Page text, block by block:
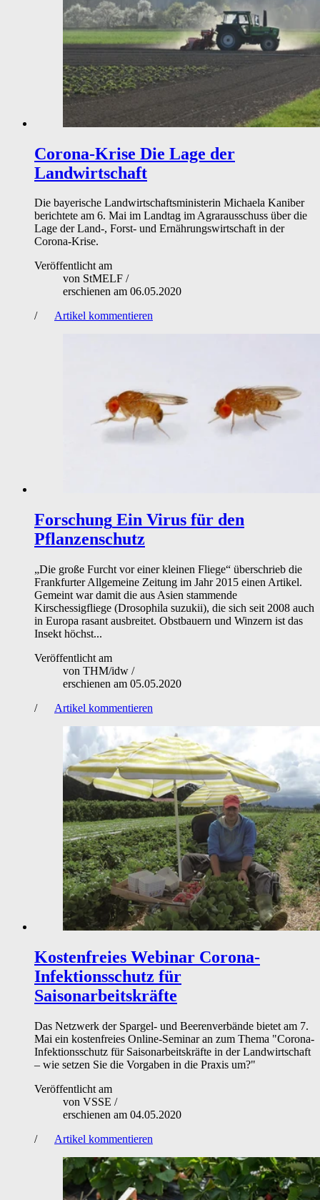
Corona-Krise Die Lage der
Landwirtschaft
Die bayerische Landwirtschaftsministerin Michaela Kaniber
berichtete am 6. Mai im Landtag im Agrarausschuss über die
Lage der Land-, Forst- und Ernährungswirtschaft in der
Corona-Krise.
Veröffentlicht am
von StMELF /
erschienen am 06.05.2020
/
Artikel kommentieren
Forschung Ein Virus für den
Pflanzenschutz
„Die große Furcht vor einer kleinen Fliege“ überschrieb die
Frankfurter Allgemeine Zeitung im Jahr 2015 einen Artikel.
Gemeint war damit die aus Asien stammende
Kirschessigfliege (Drosophila suzukii), die sich seit 2008 auch
in Europa rasant ausbreitet. Obstbauern und Winzern ist das
Insekt höchst...
Veröffentlicht am
von THM/idw /
erschienen am 05.05.2020
/
Artikel kommentieren
Kostenfreies Webinar Corona-
Infektionsschutz für
Saisonarbeitskräfte
Das Netzwerk der Spargel- und Beerenverbände bietet am 7.
Mai ein kostenfreies Online-Seminar an zum Thema "Corona-
Infektionsschutz für Saisonarbeitskräfte in der Landwirtschaft
– wie setzen Sie die Vorgaben in die Praxis um?"
Veröffentlicht am
von VSSE /
erschienen am 04.05.2020
/
Artikel kommentieren